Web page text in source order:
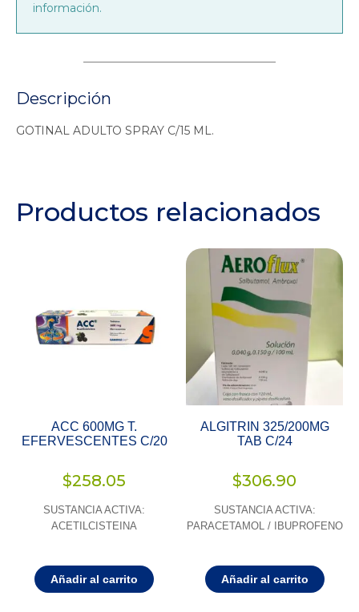
información.
Descripción
GOTINAL ADULTO SPRAY C/15 ML.
Productos relacionados
ACC 600MG T.
EFERVESCENTES C/20
$258.05
SUSTANCIA ACTIVA:
ACETILCISTEINA
Añadir al carrito
ALGITRIN 325/200MG
TAB C/24
$306.90
SUSTANCIA ACTIVA:
PARACETAMOL / IBUPROFENO
Añadir al carrito